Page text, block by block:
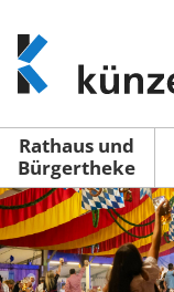
www.kuenzelsau.de
(zur
Startseite)
Rathaus und
Bürgertheke